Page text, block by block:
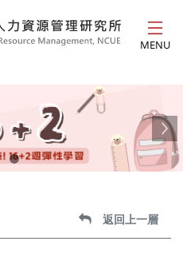
MENU
返回上一層